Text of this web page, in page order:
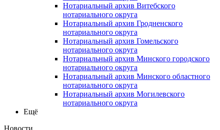
Нотариальный архив Витебского
нотариального округа
Нотариальный архив Гродненского
нотариального округа
Нотариальный архив Гомельского
нотариального округа
Нотариальный архив Минского городского
нотариального округа
Нотариальный архив Минского областного
нотариального округа
Нотариальный архив Могилевского
нотариального округа
Ещё
Новости